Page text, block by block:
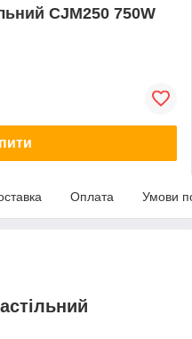
CJM250 750W
Оплата Умови